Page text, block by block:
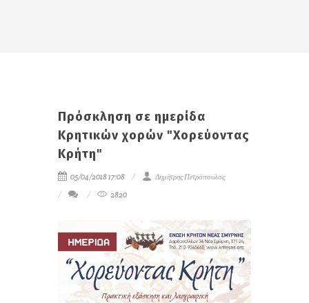
Πρόσκληση σε ημερίδα
Κρητικών χορών "Χορεύοντας
Κρήτη"
05/04/2018 17:08
Δημήτρης Πετρόπουλος
2820